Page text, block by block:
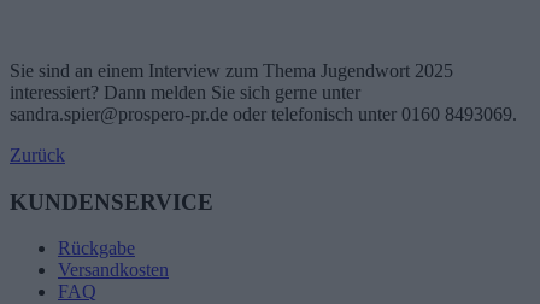
Sie sind an einem Interview zum Thema Jugendwort 2025
interessiert? Dann melden Sie sich gerne unter
sandra.spier@prospero-pr.de oder telefonisch unter 0160 8493069.
Zurück
KUNDENSERVICE
Rückgabe
Versandkosten
FAQ